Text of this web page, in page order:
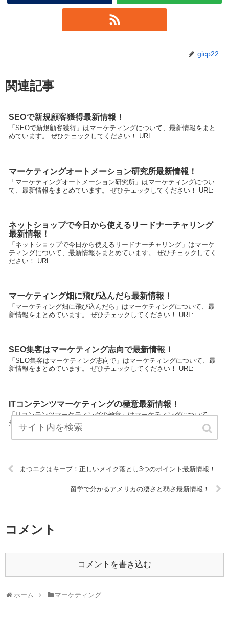
gicp22
関連記事
SEOで新規顧客獲得最新情報！
「SEOで新規顧客獲得」はマーケティングについて、最新情報をまと
めています。 ぜひチェックしてください！ URL:
マーケティングオートメーション研究所最新情報！
「マーケティングオートメーション研究所」はマーケティングについ
て、最新情報をまとめています。 ぜひチェックしてください！ URL:
ネットショップで今日から使えるリードナーチャリング
最新情報！
「ネットショップで今日から使えるリードナーチャリング」はマーケ
ティングについて、最新情報をまとめています。 ぜひチェックしてく
ださい！ URL:
マーケティング畑に飛び込んだら最新情報！
「マーケティング畑に飛び込んだら」はマーケティングについて、最
新情報をまとめています。 ぜひチェックしてください！ URL:
SEO集客はマーケティング志向で最新情報！
「SEO集客はマーケティング志向で」はマーケティングについて、最
新情報をまとめています。 ぜひチェックしてください！ URL:
ITコンテンツマーケティングの極意最新情報！
「ITコンテンツマーケティングの極意」はマーケティングについて、
最新情報をまとめています。 ぜひチェックしてください！ URL:
まつエクはキープ！正しいメイク落とし3つのポイント最新情報！
留学で分かるアメリカの凄さと弱さ最新情報！
コメント
コメントを書き込む
ホーム マーケティング